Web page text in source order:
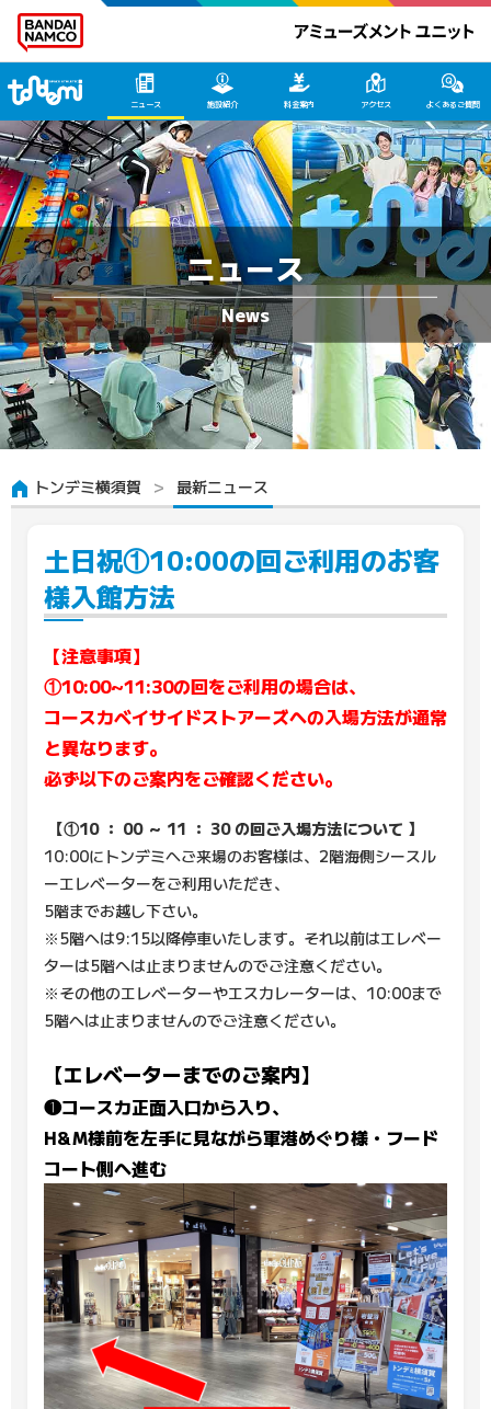
ニュース 施設紹介 料金案内 アクセス よくあるご質問
ニュース
トンデミ横須賀 最新ニュース
土日祝①10:00の回ご利用のお客
様入館方法
【注意事項】
①10:00~11:30の回をご利用の場合は、
コースカベイサイドストアーズへの入場方法が通常
と異なります。
必ず以下のご案内をご確認ください。
【①10 ： 00 ～ 11 ： 30 の回ご入場方法について 】
10:00にトンデミへご来場のお客様は、2階海側シースル
ーエレベーターをご利用いただき、
5階までお越し下さい。
※5階へは9:15以降停車いたします。それ以前はエレベー
ターは5階へは止まりませんのでご注意ください。
※その他のエレベーターやエスカレーターは、10:00まで
5階へは止まりませんのでご注意ください。
【エレベーターまでのご案内】
❶コースカ正面入口から入り、
H&M様前を左手に見ながら軍港めぐり様・フード
コート側へ進む